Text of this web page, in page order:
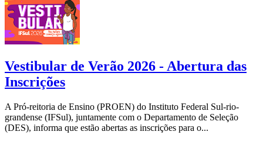
Vestibular de Verão 2026 - Abertura das
Inscrições
A Pró-reitoria de Ensino (PROEN) do Instituto Federal Sul-rio-
grandense (IFSul), juntamente com o Departamento de Seleção
(DES), informa que estão abertas as inscrições para o...